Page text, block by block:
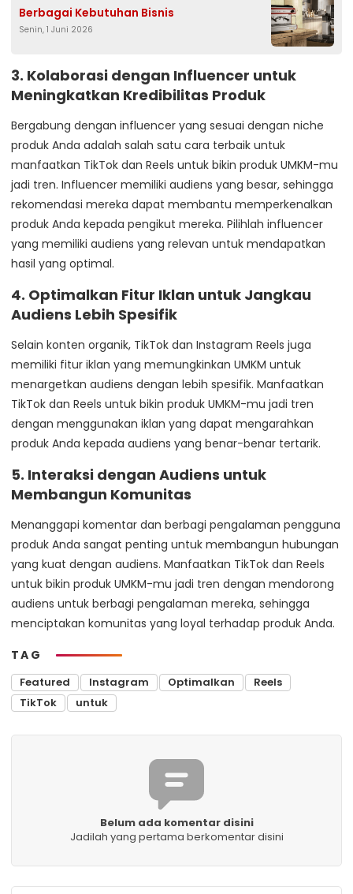
Berbagai Kebutuhan Bisnis
Senin, 1 Juni 2026
3. Kolaborasi dengan Influencer untuk
Meningkatkan Kredibilitas Produk
Bergabung dengan influencer yang sesuai dengan niche
produk Anda adalah salah satu cara terbaik untuk
manfaatkan TikTok dan Reels untuk bikin produk UMKM-mu
jadi tren. Influencer memiliki audiens yang besar, sehingga
rekomendasi mereka dapat membantu memperkenalkan
produk Anda kepada pengikut mereka. Pilihlah influencer
yang memiliki audiens yang relevan untuk mendapatkan
hasil yang optimal.
4. Optimalkan Fitur Iklan untuk Jangkau
Audiens Lebih Spesifik
Selain konten organik, TikTok dan Instagram Reels juga
memiliki fitur iklan yang memungkinkan UMKM untuk
menargetkan audiens dengan lebih spesifik. Manfaatkan
TikTok dan Reels untuk bikin produk UMKM-mu jadi tren
dengan menggunakan iklan yang dapat mengarahkan
produk Anda kepada audiens yang benar-benar tertarik.
5. Interaksi dengan Audiens untuk
Membangun Komunitas
Menanggapi komentar dan berbagi pengalaman pengguna
produk Anda sangat penting untuk membangun hubungan
yang kuat dengan audiens. Manfaatkan TikTok dan Reels
untuk bikin produk UMKM-mu jadi tren dengan mendorong
audiens untuk berbagi pengalaman mereka, sehingga
menciptakan komunitas yang loyal terhadap produk Anda.
TAG
Featured Instagram Optimalkan
Reels
TikTok
untuk
Belum ada komentar disini
Jadilah yang pertama berkomentar disini